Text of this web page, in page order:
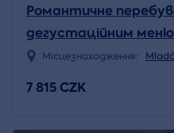
Романтичне
дегустаційним
Місцезнаходження:
7 815 CZK